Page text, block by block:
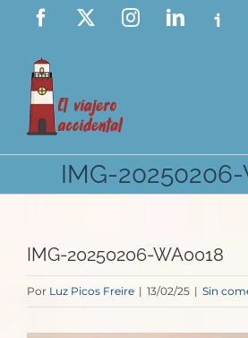
Saltar
contenido
Facebook InstagramLinkedIn
Ivoox
IMG-
IMG-20250206-WA0018
Por Luz Picos Freire | 13/02/25 | Sin